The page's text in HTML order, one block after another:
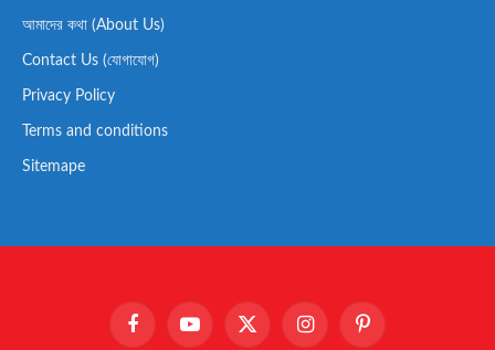
আমাদের কথা (About Us)
Contact Us (যোগাযোগ)
Privacy Policy
Terms and conditions
Sitemape
FacebookYouTube X
InstagramPinterest